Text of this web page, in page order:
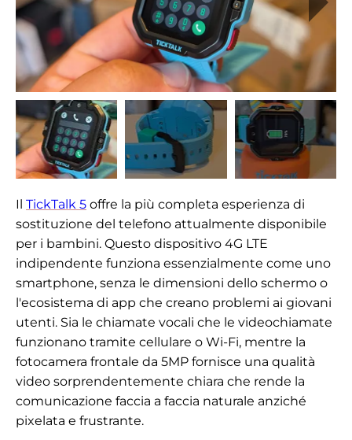
Il TickTalk 5 offre la più completa esperienza di
sostituzione del telefono attualmente disponibile
per i bambini. Questo dispositivo 4G LTE
indipendente funziona essenzialmente come uno
smartphone, senza le dimensioni dello schermo o
l'ecosistema di app che creano problemi ai giovani
utenti. Sia le chiamate vocali che le videochiamate
funzionano tramite cellulare o Wi-Fi, mentre la
fotocamera frontale da 5MP fornisce una qualità
video sorprendentemente chiara che rende la
comunicazione faccia a faccia naturale anziché
pixelata e frustrante.